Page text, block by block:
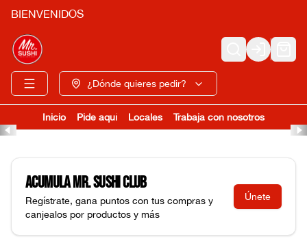
BIENVENIDOS
Login
¿Dónde quieres pedir?
Inicio Pide aquí Locales Trabaja con nosotros
AcumulaMr. Sushi Club
Regístrate, gana puntos con tus compras y
canjealos por productos y más
Únete